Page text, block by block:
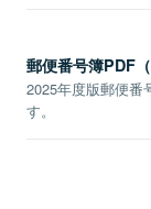
郵便番号簿PDF
2025年度版郵便番
す。